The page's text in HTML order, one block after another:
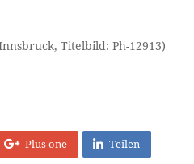
Titelbild: Ph-12913)
Plus one Teilen